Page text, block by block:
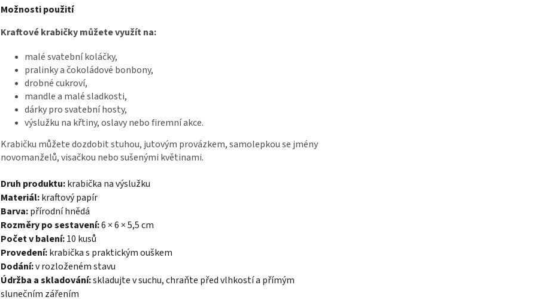
Možnosti použití
Kraftové krabičky můžete využít na:
malé svatební koláčky,
pralinky a čokoládové bonbony,
drobné cukroví,
mandle a malé sladkosti,
dárky pro svatební hosty,
výslužku na křtiny, oslavy nebo firemní akce.
Krabičku můžete dozdobit stuhou, jutovým provázkem, samolepkou se jmény
novomanželů, visačkou nebo sušenými květinami.
Druh produktu:krabička na výslužku
Materiál:kraftový papír
Barva:přírodní hnědá
Rozměry po sestavení:6 × 6 × 5,5 cm
Počet v balení:10 kusů
Provedení:krabička s praktickým ouškem
Dodání:v rozloženém stavu
Údržba a skladování:skladujte v suchu, chraňte před vlhkostí a přímým
slunečním zářením